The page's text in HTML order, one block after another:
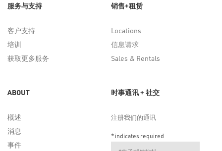
服务与支持
客户支持
培训
获取更多服务
销售+租赁
Locations
信息请求
Sales & Rentals
ABOUT
概述
消息
事件
时事通讯 + 社交
注册我们的通讯
*indicates required